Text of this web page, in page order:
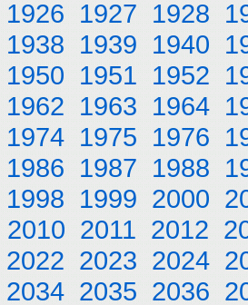
1926 1927 1928
1938 1939 1940
1950 1951 1952
1962 1963 1964
1974 1975 1976
1986 1987 1988
1998 1999 2000
2010 2011 2012
2022 2023 2024
2034 2035 2036